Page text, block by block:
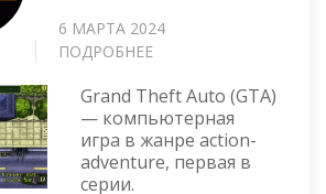
6 МАРТА 2024
ПОДРОБНЕЕ
THEFT
AUTO
Grand Theft Auto (GTA)
— компьютерная
игра в жанре action-
adventure, первая в
серии.